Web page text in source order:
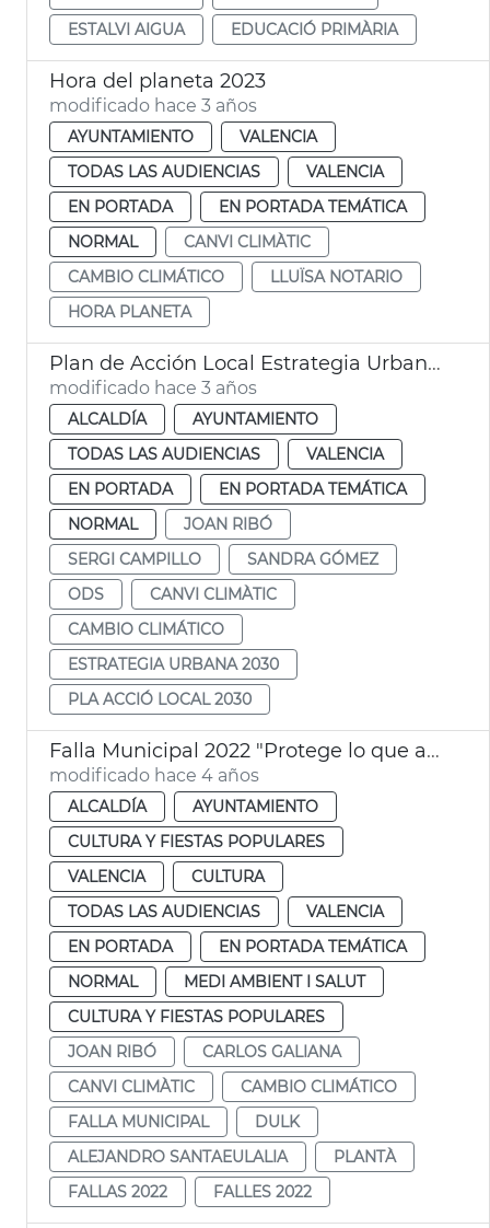
ESTALVI AIGUA
EDUCACIÓ PRIMÀRIA
Hora del planeta 2023
modificado hace 3 años
AYUNTAMIENTO
VALENCIA
TODAS LAS AUDIENCIAS
VALENCIA
EN PORTADA
EN PORTADA TEMÁTICA
NORMAL
CANVI CLIMÀTIC
CAMBIO CLIMÁTICO
LLUÏSA NOTARIO
HORA PLANETA
Plan de Acción Local Estrategia Urbana 2030
modificado hace 3 años
ALCALDÍA
AYUNTAMIENTO
TODAS LAS AUDIENCIAS
VALENCIA
EN PORTADA
EN PORTADA TEMÁTICA
NORMAL
JOAN RIBÓ
SERGI CAMPILLO
SANDRA GÓMEZ
ODS
CANVI CLIMÀTIC
CAMBIO CLIMÁTICO
ESTRATEGIA URBANA 2030
PLA ACCIÓ LOCAL 2030
Falla Municipal 2022 "Protege lo que amas"
modificado hace 4 años
ALCALDÍA
AYUNTAMIENTO
CULTURA Y FIESTAS POPULARES
VALENCIA
CULTURA
TODAS LAS AUDIENCIAS
VALENCIA
EN PORTADA
EN PORTADA TEMÁTICA
NORMAL
MEDI AMBIENT I SALUT
CULTURA Y FIESTAS POPULARES
JOAN RIBÓ
CARLOS GALIANA
CANVI CLIMÀTIC
CAMBIO CLIMÁTICO
FALLA MUNICIPAL
DULK
ALEJANDRO SANTAEULALIA
PLANTÀ
FALLAS 2022
FALLES 2022